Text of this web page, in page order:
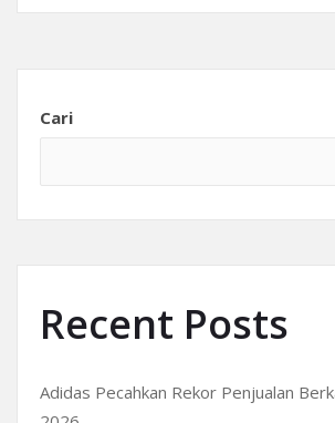
Cari
Recent Posts
Adidas Pecahkan Rekor Penjualan